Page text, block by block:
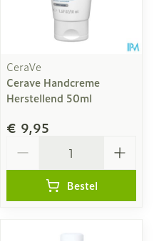
CeraVe
Cerave Handcreme
Herstellend 50ml
€ 9,95
Bestel